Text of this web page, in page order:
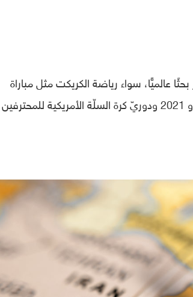
عالميًّا، سواء رياضة الكريكت مثل مباراة
أستراليا والهند، بالإضافة إلى البحث عن بطولات أخرى مثل اليورو 2021 ودوريّ كرة السلّة الأمريكية للمحترفين